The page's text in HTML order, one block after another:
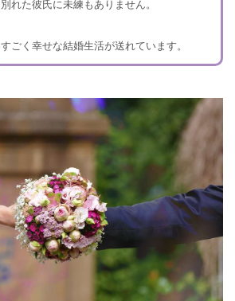
別れた彼氏に未練もありません。
すごく幸せな結婚生活が送れています。